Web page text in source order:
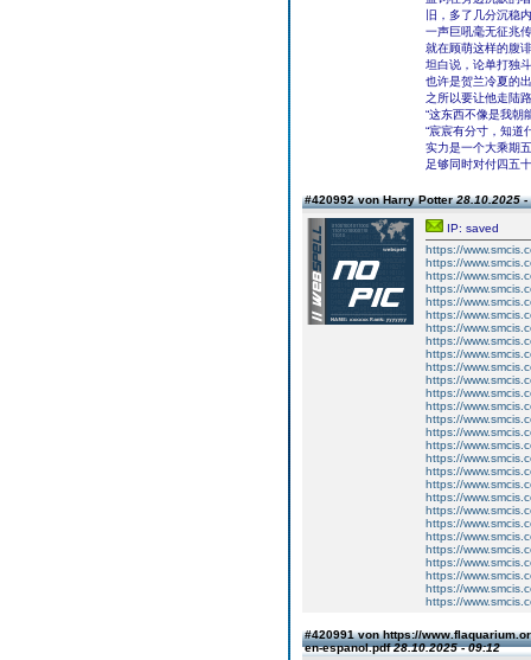
旧，多了几分沉稳
一声巨吼毫无征兆
就在顾萌这样的腹
坦白说，论单打独
也许是贺兰冷夏的
之所以要让他走陆
“这东西不像是我朝
“宸宸有分寸，知道
实力是一个大乘期
足够同时对付四五
#420992 von Harry Potter28.10.2025 -
IP: saved
https://
https://
https://
https://
https://
https://
https://
https://
https://
https://
https://
https://
https://
https://
https://
https://
https://
https://
https://
https://
https://
https://
https://
https://
https://
https://
https://
https://
#420991 von https://
en-espanol.pdf28.10.2025 - 09:12